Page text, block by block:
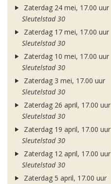
Zaterdag 24 mei, 17.00 uur
Sleutelstad 30
Zaterdag 17 mei, 17.00 uur
Sleutelstad 30
Zaterdag 10 mei, 17.00 uur
Sleutelstad 30
Zaterdag 3 mei, 17.00 uur
Sleutelstad 30
Zaterdag 26 april, 17.00 uur
Sleutelstad 30
Zaterdag 19 april, 17.00 uur
Sleutelstad 30
Zaterdag 12 april, 17.00 uur
Sleutelstad 30
Zaterdag 5 april, 17.00 uur